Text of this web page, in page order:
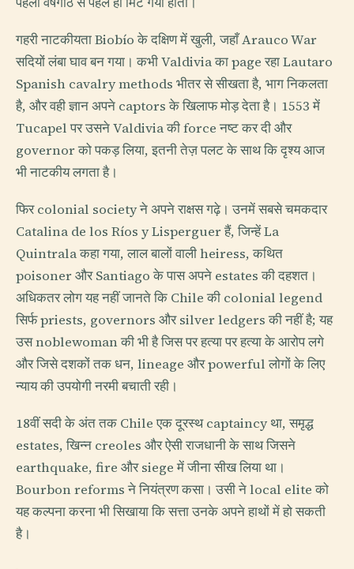
गहरी नाटकीयता Biobío के दक्षिण में खुली, जहाँ Arauco War
सदियों लंबा घाव बन गया। कभी Valdivia का page रहा Lautaro
Spanish cavalry methods भीतर से सीखता है, भाग निकलता
है, और वही ज्ञान अपने captors के खिलाफ मोड़ देता है। 1553 में
Tucapel पर उसने Valdivia की force नष्ट कर दी और
governor को पकड़ लिया, इतनी तेज़ पलट के साथ कि दृश्य आज
भी नाटकीय लगता है।
फिर colonial society ने अपने राक्षस गढ़े। उनमें सबसे चमकदार
Catalina de los Ríos y Lisperguer हैं, जिन्हें La
Quintrala कहा गया, लाल बालों वाली heiress, कथित
poisoner और Santiago के पास अपने estates की दहशत।
अधिकतर लोग यह नहीं जानते कि Chile की colonial legend
सिर्फ priests, governors और silver ledgers की नहीं है; यह
उस noblewoman की भी है जिस पर हत्या पर हत्या के आरोप लगे
और जिसे दशकों तक धन, lineage और powerful लोगों के लिए
न्याय की उपयोगी नरमी बचाती रही।
18वीं सदी के अंत तक Chile एक दूरस्थ captaincy था, समृद्ध
estates, खिन्न creoles और ऐसी राजधानी के साथ जिसने
earthquake, fire और siege में जीना सीख लिया था।
Bourbon reforms ने नियंत्रण कसा। उसी ने local elite को
यह कल्पना करना भी सिखाया कि सत्ता उनके अपने हाथों में हो सकती
है।